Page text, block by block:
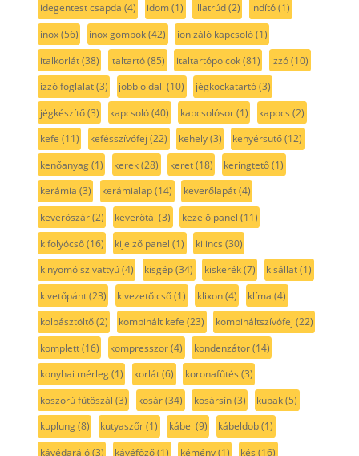
idegentest csapda (4) idom(1) illatrúd(2) indító(1)
inox(56) inox gombok(42) ionizáló kapcsoló(1)
italkorlát(38) italtartó(85) italtartópolcok(81) izzó(10)
izzó foglalat(3) jobb oldali (10) jégkockatartó(3)
jégkészítő(3) kapcsoló(40) kapcsolósor(1) kapocs (2)
kefe (11) kefésszívófej (22) kehely(3) kenyérsütő(12)
kenőanyag(1) kerek(28) keret(18) keringtető(1)
kerámia (3) kerámialap(14) keverőlapát(4)
keverőszár(2) keverőtál (3) kezelő panel (11)
kifolyócső(16) kijelző panel (1) kilincs (30)
kinyomó szivattyú(4) kisgép(34) kiskerék(7) kisállat(1)
kivetőpánt(23) kivezető cső(1) klixon(4) klíma (4)
kolbásztöltő(2) kombinált kefe (23) kombináltszívófej (22)
komplett(16) kompresszor(4) kondenzátor(14)
konyhai mérleg(1) korlát(6) koronafűtés (3)
koszorú fűtőszál (3) kosár(34) kosársín(3) kupak(5)
kuplung(8) kutyaszőr(1) kábel (9) kábeldob(1)
kávédaráló(3) kávéfőző(1) kémény(1) kés (16)